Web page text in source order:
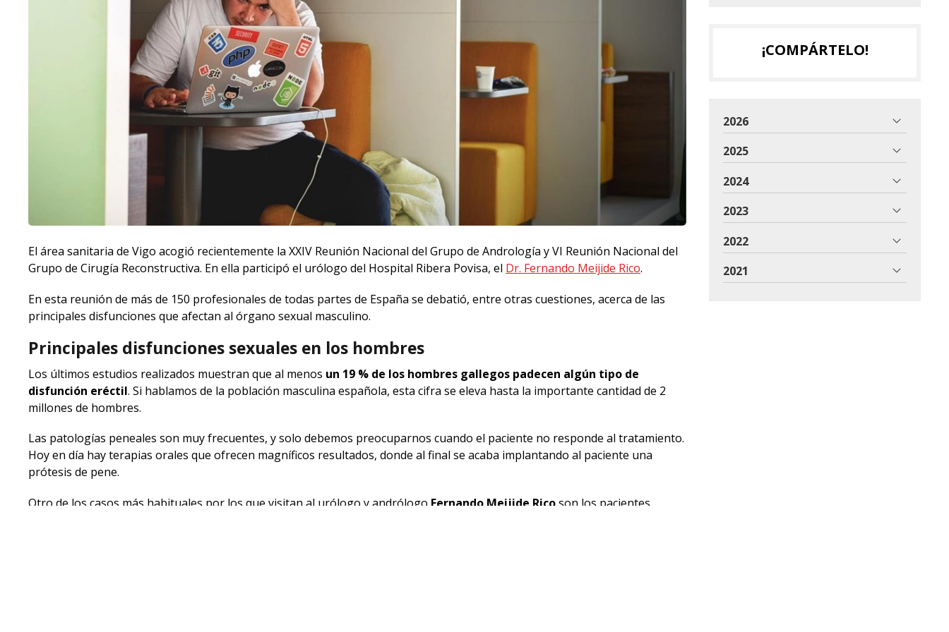
El área sanitaria de Vigo acogió recientemente la XXIV Reunión Nacional del Grupo de Andrología y VI Reunión Nacional del
Grupo de Cirugía Reconstructiva. En ella participó el urólogo del Hospital Ribera Povisa, el Dr. Fernando Meijide Rico.
En esta reunión de más de 150 profesionales de todas partes de España se debatió, entre otras cuestiones, acerca de las
principales disfunciones que afectan al órgano sexual masculino.
Principales disfunciones sexuales en los hombres
Los últimos estudios realizados muestran que al menos un 19 % de los hombres gallegos padecen algún tipo de
disfunción eréctil. Si hablamos de la población masculina española, esta cifra se eleva hasta la importante cantidad de 2
millones de hombres.
Las patologías peneales son muy frecuentes, y solo debemos preocuparnos cuando el paciente no responde al tratamiento.
Hoy en día hay terapias orales que ofrecen magníficos resultados, donde al final se acaba implantando al paciente una
prótesis de pene.
Otro de los casos más habituales por los que visitan al urólogo y andrólogo Fernando Meijide Ricoson los pacientes
¡COMPÁRTELO!
2026
2025
2024
2023
2022
2021